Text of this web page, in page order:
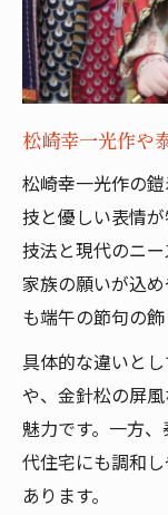
松崎幸一光作や
松崎幸一光作の
技と優しい表情
技法と現代のニ
家族の願いが込
も端午の節句の
具体的な違いと
や、金針松の屏
魅力です。一方
代住宅にも調和
あります。